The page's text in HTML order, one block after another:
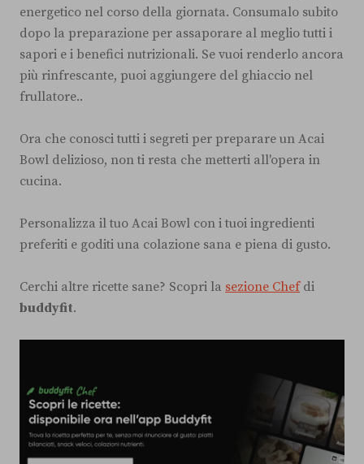
energetico nel corso della giornata. Consumalo subito
dopo la preparazione per assaporare al meglio tutti i
sapori e i benefici nutrizionali. Se vuoi renderlo ancora
più rinfrescante, puoi aggiungere del ghiaccio nel
frullatore..
Ora che conosci tutti i segreti per preparare un Acai
Bowl delizioso, non ti resta che metterti all'opera in
cucina.
Personalizza il tuo Acai Bowl con i tuoi ingredienti
preferiti e goditi una colazione sana e piena di gusto.
Cerchi altre ricette sane? Scopri la sezione Chefdi
buddyfit.